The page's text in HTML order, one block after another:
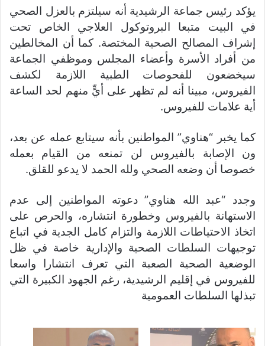
يؤكد رئيس جماعة الرشيدية أنه سيلتزم بالعزل الصحي
في البيت متبعا البروتوكول العلاجي الخاص تحت
إشراف المصالح الصحية المختصة. كما أن المخالطين
من أفراد الأسرة وأعضاء المجلس وموظفي الجماعة
سيخضعون للفحوصات الطبية اللازمة لكشف
الفيروس، مبينا أنه لم تظهر على أيٍّ منهم لحد الساعة
أية علامات للفيروس.
كما يخبر “هناوي” المواطنين بأنه سيتابع عمله عن بعد،
ون الإصابة بالفيروس لن تمنعه من القيام بعمله
خصوصا أن وضعه الصحي ولله الحمد لا يدعو للقلق.
وجدد “عبد الله هناوي” دعوته المواطنين إلى عدم
الاستهانة بالفيروس وخطورة انتشاره، والحرص على
اتخاذ الاحتياطات اللازمة والتزام كامل الجدية في اتباع
توجيهات السلطات الصحية والإدارية خاصة في ظل
الوضعية الصحية الصعبة التي تعرف انتشارا واسعا
للفيروس في إقليم الرشيدية، رغم الجهود الكبيرة التي
تبذلها السلطات العمومية